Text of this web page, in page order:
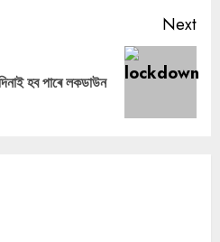
Next
হব পাৰে লকডাউন